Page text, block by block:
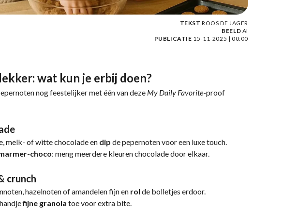
TEKSTROOS DE JAGER
BEELD AI
PUBLICATIE 15-11-2025 | 00:00
wat kun je erbij doen?
nog feestelijker met één van deze My Daily Favorite-proof
melk- of witte chocolade en dip de pepernoten voor een luxe touch.
choco: meng meerdere kleuren chocolade door elkaar.
crunch
hazelnoten of amandelen fijn en rol de bolletjes erdoor.
fijne granola toe voor extra bite.